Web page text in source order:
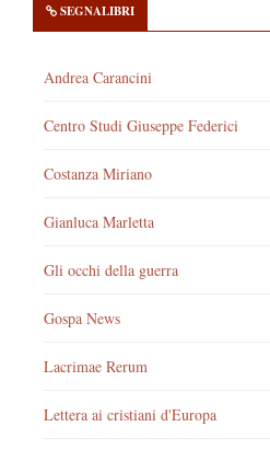
SEGNALIBRI
Andrea Carancini
Centro Studi Giuseppe Federici
Costanza Miriano
Gianluca Marletta
Gli occhi della guerra
Gospa News
Lacrimae Rerum
Lettera ai cristiani d'Europa